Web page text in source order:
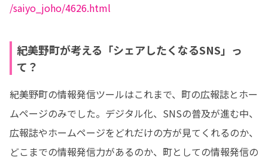
/saiyo_joho/4626.html
紀美野町が考える「シェアしたくなるSNS」っ
て？
紀美野町の情報発信ツールはこれまで、町の広報誌とホー
ムページのみでした。デジタル化、SNSの普及が進む中、
広報誌やホームページをどれだけの方が見てくれるのか、
どこまでの情報発信力があるのか、町としての情報発信の